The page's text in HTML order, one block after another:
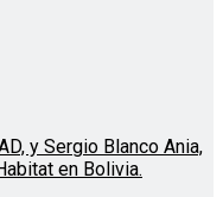
y Sergio Blanco Ania,
en Bolivia.